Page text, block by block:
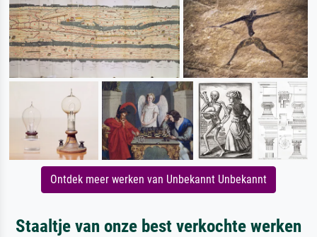
Ontdek meer werken van Unbekannt Unbekannt
Staaltje van onze best verkochte werken